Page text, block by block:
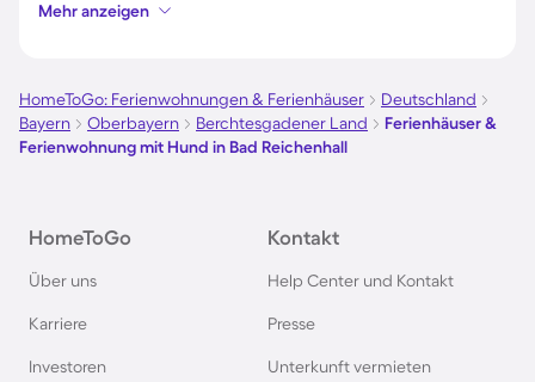
Ferienhäuser & Ferienwohnung mit Hund auf
Ferienhäuser & Ferienwohnung mit Hund am
Ferienhäuser & Ferienwohnung mit Hund auf
Rügen
Mehr anzeigen
HomeToGo: Ferienwohnungen & Ferienhäuser
Deutschland
Bayern
Oberbayern Berchtesgadener Land
Ferienhäuser &
Ferienwohnung mit Hund in Bad Reichenhall
HomeToGo
Über uns
Karriere
Investoren
Kontakt
Help Center und Kontakt
Presse
Unterkunft vermieten